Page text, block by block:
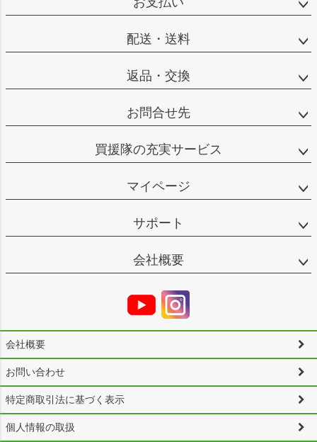
配送・送料
返品・交換
お問合せ先
買援隊の充実サービス
マイページ
サポート
会社概要
会社概要
お問い合わせ
特定商取引法に基づく表示
個人情報の取扱